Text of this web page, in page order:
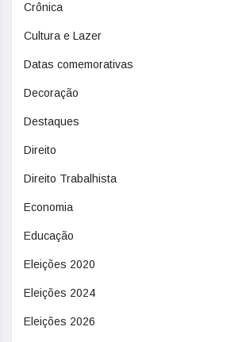
Crônica
Cultura e Lazer
Datas comemorativas
Decoração
Destaques
Direito
Direito Trabalhista
Economia
Educação
Eleições 2020
Eleições 2024
Eleições 2026